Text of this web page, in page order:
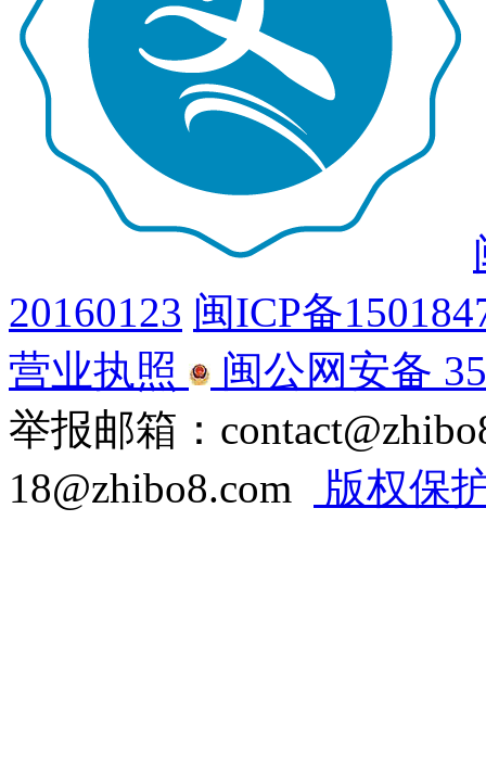
20160123 闽ICP备
营业执照
闽公网安备
举报邮箱：
18@zhibo8.com
版权保